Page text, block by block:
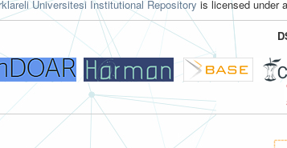
Üniversitesi Institutional Repository is licensed under a